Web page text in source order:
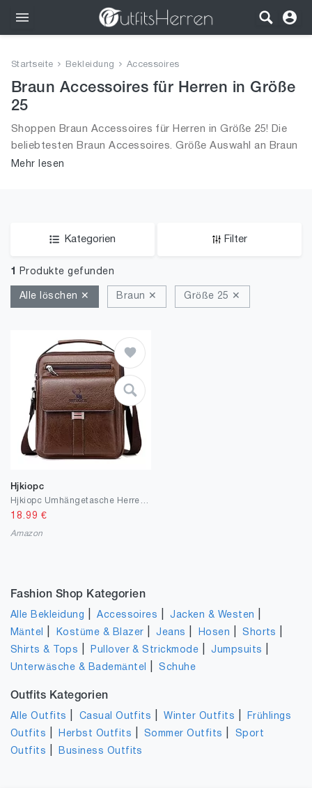
Bekleidung
Schuhe
Startseite Bekleidung Accessoires
Braun Accessoires für Herren in Größe
25
Shoppen Braun Accessoires für Herren in Größe 25! Die
beliebtesten Braun Accessoires. Größe Auswahl an Braun
Accessoires in Größe 25 und alle Trends aus 2026 für
Mehr lesen
Kategorien Filter
1 Produkte gefunden
Alle löschen ✕ Braun ✕ Größe 25 ✕
Hjkiopc
18.99 €
Amazon
Fashion Shop Kategorien
Alle Bekleidung |Accessoires |Jacken & Westen
Mäntel Kostüme & Blazer |Jeans Hosen |Shorts
Shirts & Tops Pullover & Strickmode |Jumpsuits
Unterwäsche & Bademäntel |Schuhe
Outfits Kategorien
Alle Outfits Casual Outfits |Winter Outfits
Frühlings
Outfits
Herbst Outfits Sommer Outfits
Sport
Outfits
Business Outfits